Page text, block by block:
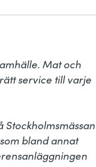
Mat och
service till varje
bland annat